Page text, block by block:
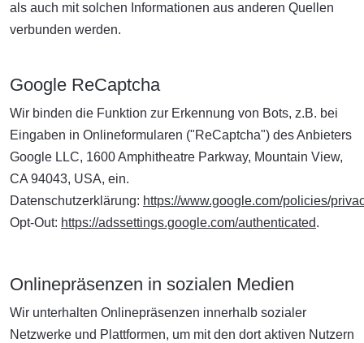
als auch mit solchen Informationen aus anderen Quellen
verbunden werden.
Google ReCaptcha
Wir binden die Funktion zur Erkennung von Bots, z.B. bei
Eingaben in Onlineformularen ("ReCaptcha") des Anbieters
Google LLC, 1600 Amphitheatre Parkway, Mountain View,
CA 94043, USA, ein.
Datenschutzerklärung: https://www.google.com/policies/
Opt-Out: https://adssettings.google.com/authenticated.
Onlinepräsenzen in sozialen Medien
Wir unterhalten Onlinepräsenzen innerhalb sozialer
Netzwerke und Plattformen, um mit den dort aktiven Nutzern